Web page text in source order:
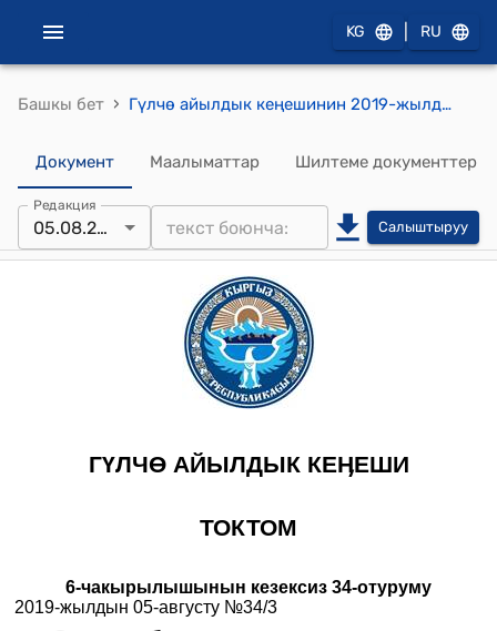
KG RU
Башкы бет › Гүлчө айылдык кеңешинин 2019-жылдын 05-августундагы №34/3 "Эмгекти башкаруу жана социалдык өнүктүрүү боюнча айрым мамлекеттик ыйгарым укуктарды жергиликтүү өз алдынча башкаруу органдарына берүү жөнүндө" токтому
Документ Маалыматтар Шилтеме документтер
Редакция
05.08.2019 Салыштыруу